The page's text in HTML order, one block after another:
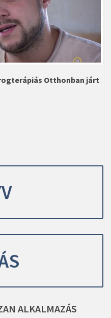
Otthonban járt
ALKALMAZÁS